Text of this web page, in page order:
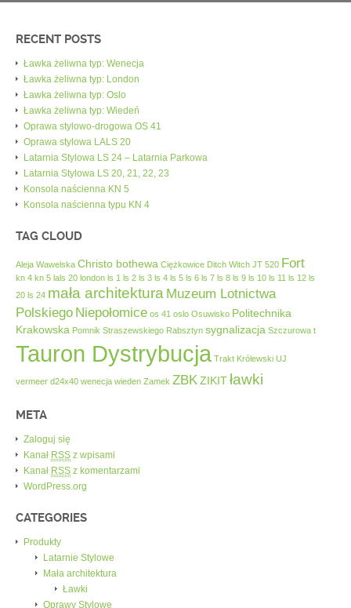
RECENT POSTS
Ławka żeliwna typ: Wenecja
Ławka żeliwna typ: London
Ławka żeliwna typ: Oslo
Ławka żeliwna typ: Wiedeń
Oprawa stylowo-drogowa OS 41
Oprawa stylowa LALS 20
Latarnia Stylowa LS 24 – Latarnia Parkowa
Latarnia Stylowa LS 20, 21, 22, 23
Konsola naścienna KN 5
Konsola naścienna typu KN 4
TAG CLOUD
Aleja Wawelska Christo bothewa Ciężkowice Ditch Witch JT 520 Fort
kn 4 kn 5 lals 20 london ls 1 ls 2 ls 3 ls 4 ls 5 ls 6 ls 7 ls 8 ls 9 ls 10 ls 11 ls 12 ls
20 ls 24 mała architektura Muzeum Lotnictwa
Polskiego Niepołomice os 41 oslo Osuwisko Politechnika
Krakowska Pomnik Straszewskiego Rabsztyn sygnalizacja Szczurowa t
Tauron Dystrybucja Trakt Królewski UJ
vermeer d24x40 wenecja wieden Zamek ZBKZIKITławki
META
Zaloguj się
Kanał RSS z wpisami
Kanał RSS z komentarzami
WordPress.org
CATEGORIES
Produkty
Latarnie Stylowe
Mała architektura
Ławki
Oprawy Stylowe